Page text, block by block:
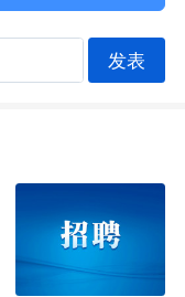
助卡注明类
50周岁以下
)，高中及以
法，品行端
发表